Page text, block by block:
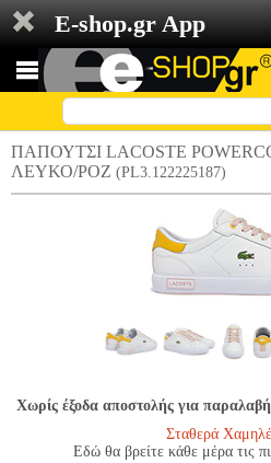
E-shop.gr App
ΠΑΠΟΥΤΣΙ LACOSTE
ΛΕΥΚΟ/ΡΟΖ (PL3.122225187)
Χωρίς έξοδα αποστολής για
Σταθερά
Εδώ θα βρείτε κάθε μέρα τις